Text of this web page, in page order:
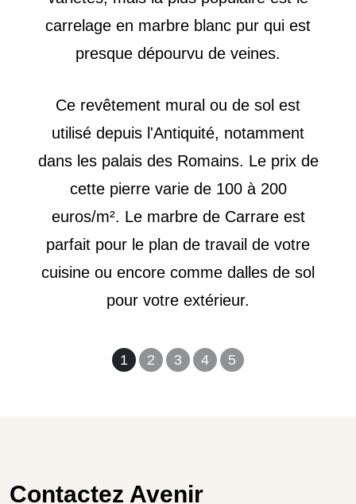
1 2 3 4 5
carrelage en marbre blanc pur qui est
presque dépourvu de veines.
Ce revêtement mural ou de sol est
utilisé depuis l'Antiquité, notamment
dans les palais des Romains. Le prix de
cette pierre varie de 100 à 200
euros/m². Le marbre de Carrare est
parfait pour le plan de travail de votre
cuisine ou encore comme dalles de sol
pour votre extérieur.
Contactez Avenir